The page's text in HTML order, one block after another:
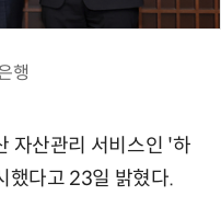
행
자산관리 서비스인 '하
했다고 23일 밝혔다.